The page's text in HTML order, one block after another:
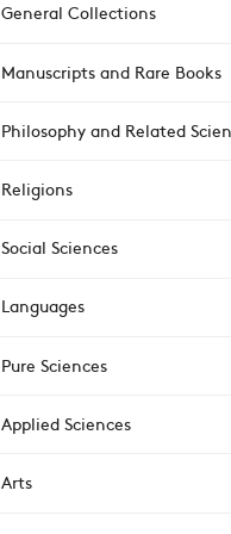
General Collections
Manuscripts and Rare Books
Philosophy and Related
Religions
Social Sciences
Languages
Pure Sciences
Applied Sciences
Arts